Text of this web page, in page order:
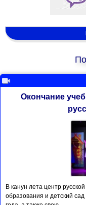
Окончание
В канун лета центр
образования и детский